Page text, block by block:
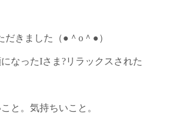
だきました（●＾o＾●）
なったIさま?リラックスされた
と。気持ちいこと。